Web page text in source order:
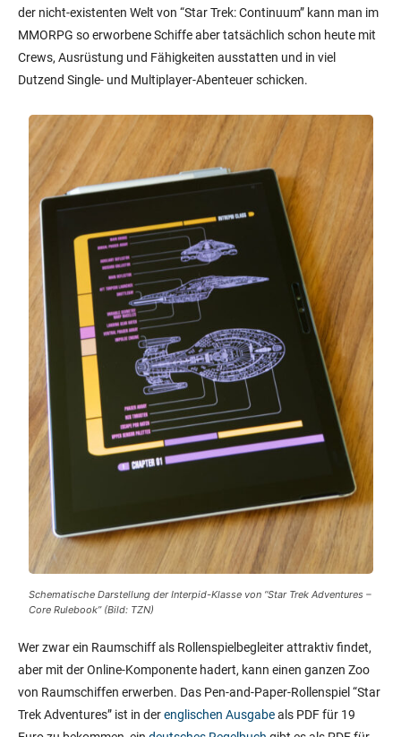
der nicht-existenten Welt von “Star Trek: Continuum” kann man im
MMORPG so erworbene Schiffe aber tatsächlich schon heute mit
Crews, Ausrüstung und Fähigkeiten ausstatten und in viel
Dutzend Single- und Multiplayer-Abenteuer schicken.
Schematische Darstellung der Interpid-Klasse von “Star Trek Adventures –
Core Rulebook” (Bild: TZN)
Wer zwar ein Raumschiff als Rollenspielbegleiter attraktiv findet,
aber mit der Online-Komponente hadert, kann einen ganzen Zoo
von Raumschiffen erwerben. Das Pen-and-Paper-Rollenspiel “Star
Trek Adventures” ist in derenglischen Ausgabeals PDF für 19